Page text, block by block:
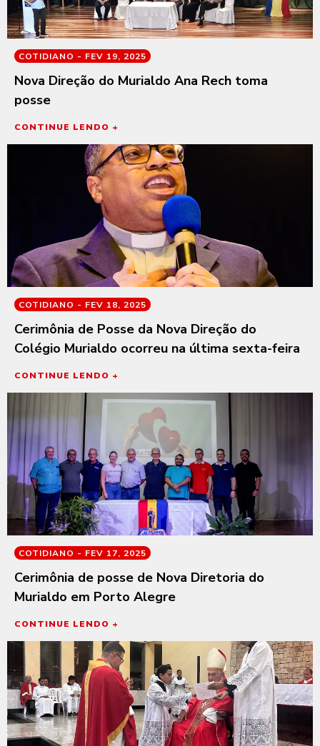
COTIDIANO - FEV 19, 2025
Nova Direção do Murialdo Ana Rech toma
posse
CONTINUE LENDO +
COTIDIANO - FEV 18, 2025
Cerimônia de Posse da Nova Direção do
Colégio Murialdo ocorreu na última sexta-feira
CONTINUE LENDO +
COTIDIANO - FEV 17, 2025
Cerimônia de posse de Nova Diretoria do
Murialdo em Porto Alegre
CONTINUE LENDO +